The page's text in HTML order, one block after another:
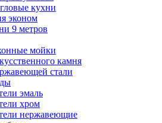
кухни
эконом
9 метров
мойки
камня
стали
эмаль
хром
нержавеющие